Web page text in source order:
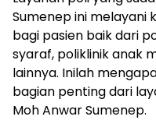
Sumenep ini melayani
bagi pasien baik dari
syaraf, poliklinik anak
lainnya. Inilah
bagian penting dari
Moh Anwar Sumenep.